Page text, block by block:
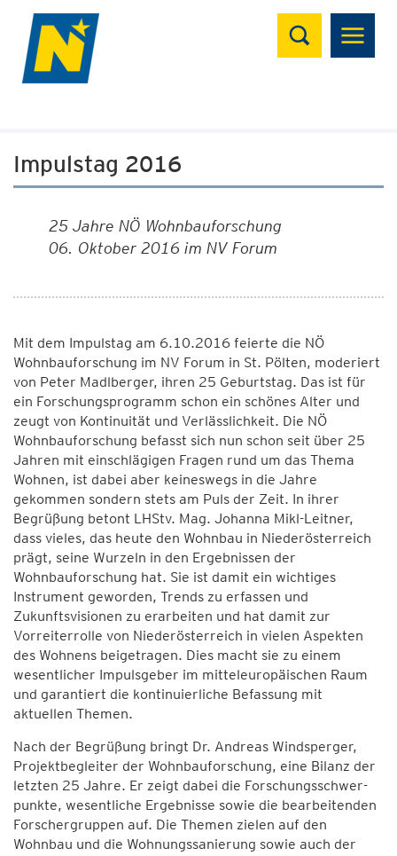
Suchen
Impulstag 2016
25 Jahre NÖ Wohnbauforschung
06. Oktober 2016 im NV Forum
Mit dem Impulstag am 6.10.2016 feierte die NÖ
Wohnbauforschung im NV Forum in St. Pölten, moderiert
von Peter Madlberger, ihren 25 Geburtstag. Das ist für
ein Forschungsprogramm schon ein schönes Alter und
zeugt von Kontinuität und Verlässlichkeit. Die NÖ
Wohnbauforschung befasst sich nun schon seit über 25
Jahren mit einschlägigen Fragen rund um das Thema
Wohnen, ist dabei aber keineswegs in die Jahre
gekommen sondern stets am Puls der Zeit. In ihrer
Begrüßung betont LHStv. Mag. Johanna Mikl-Leitner,
dass vieles, das heute den Wohnbau in Niederösterreich
prägt, seine Wurzeln in den Ergebnissen der
Wohnbauforschung hat. Sie ist damit ein wichtiges
Instrument geworden, Trends zu erfassen und
Zukunftsvisionen zu erarbeiten und hat damit zur
Vorreiterrolle von Niederösterreich in vielen Aspekten
des Wohnens beigetragen. Dies macht sie zu einem
wesentlicher Impulsgeber im mitteleuropäischen Raum
und garantiert die kontinuierliche Befassung mit
aktuellen Themen.
Nach der Begrüßung bringt Dr. Andreas Windsperger,
Projektbegleiter der Wohnbauforschung, eine Bilanz der
letzten 25 Jahre. Er zeigt dabei die Forschungsschwer­
punkte, wesentliche Ergebnisse sowie die bearbeitenden
Forschergruppen auf. Die Themen zielen auf den
Wohnbau und die Wohnungssanierung sowie auch der